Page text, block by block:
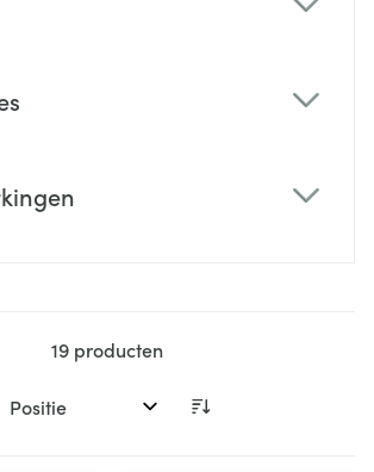
19 producten
Sorteer op: